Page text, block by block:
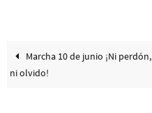
Marcha 10 de junio ¡Ni perdón,
ni olvido!